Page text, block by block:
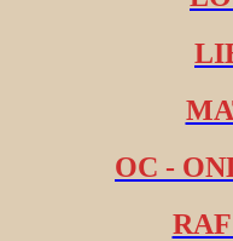
OC -